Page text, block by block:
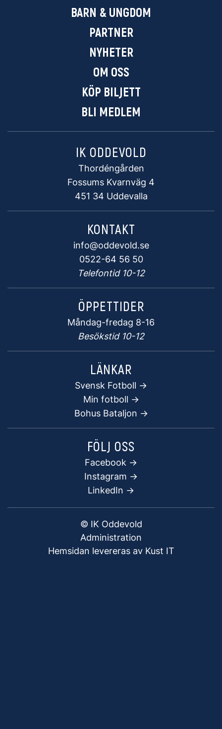
BARN & UNGDOM
PARTNER
NYHETER
OM OSS
KÖP BILJETT
BLI MEDLEM
IK ODDEVOLD
Thordéngården
Fossums Kvarnväg 4
451 34 Uddevalla
KONTAKT
info@oddevold.se
0522-64 56 50
Telefontid 10-12
ÖPPETTIDER
Måndag-fredag 8-16
Besökstid 10-12
LÄNKAR
Svensk Fotboll ->
Min fotboll ->
Bohus Bataljon ->
FÖLJ OSS
Facebook ->
Instagram ->
LinkedIn ->
© IK Oddevold
Administration
Hemsidan levereras av Kust IT